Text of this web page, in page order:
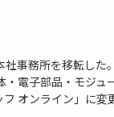
事務所を移転した
電子部品・モジュ
オンライン」に変